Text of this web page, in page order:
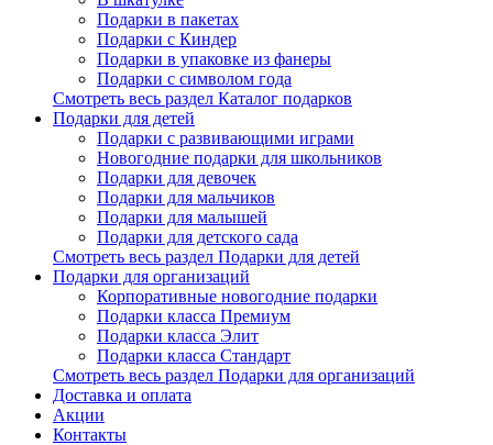
Подарки в пакетах
Подарки с Киндер
Подарки в упаковке из фанеры
Подарки с символом года
Смотреть весь раздел Каталог подарков
Подарки для детей
Подарки с развивающими играми
Новогодние подарки для школьников
Подарки для девочек
Подарки для мальчиков
Подарки для малышей
Подарки для детского сада
Смотреть весь раздел Подарки для детей
Подарки для организаций
Корпоративные новогодние подарки
Подарки класса Премиум
Подарки класса Элит
Подарки класса Стандарт
Смотреть весь раздел Подарки для организаций
Доставка и оплата
Акции
Контакты